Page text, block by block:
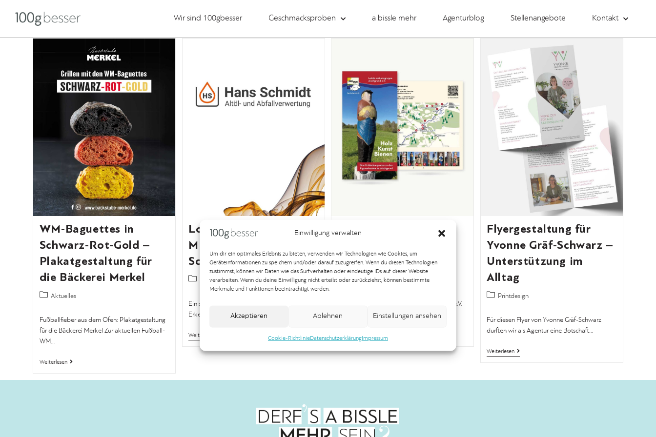
Einwilligung verwalten
Um dir ein optimales Erlebnis zu bieten, verwenden wir Technologien wie Cookies, um
Geräteinformationen zu speichern und/oder darauf zuzugreifen. Wenn du diesen Technologien
zustimmst, können wir Daten wie das Surfverhalten oder eindeutige IDs auf dieser Website
verarbeiten. Wenn du deine Einwilligung nicht erteilst oder zurückziehst, können bestimmte
Merkmale und Funktionen beeinträchtigt werden.
Akzeptieren Ablehnen Einstellungen ansehen
Cookie-RichtlinieDatenschutzerklärungImpressum
Wir sind 100gbesser Geschmacksproben a bissle mehr Agenturblog Stellenangebote Kontakt
WM-Baguettes in
Schwarz-Rot-Gold –
Plakatgestaltung für
die Bäckerei Merkel
Aktuelles
Fußballfieber aus dem Ofen: Plakatgestaltung
für die Bäckerei Merkel Zur aktuellen Fußball-
WM…
Weiterlesen
Logo-Relaunch für
Mineralölhandel Hans
Schmidt
Logodesign
Ein starkes Logo ist weit mehr als nur ein
Erkennungszeichen – es…
Weiterlesen
Flyer „Holz-Kunst-
Aischgrund e.V.
Printdesign
Für die Lokale Aktionsgruppe Aischgrund e.V.
durften wir den 16-seitigen DINlang Flyer…
Weiterlesen
Flyergestaltung für
Yvonne Gräf-Schwarz –
Unterstützung im
Alltag
Printdesign
Für diesen Flyer von Yvonne Gräf-Schwarz
durften wir als Agentur eine Botschaft…
Weiterlesen